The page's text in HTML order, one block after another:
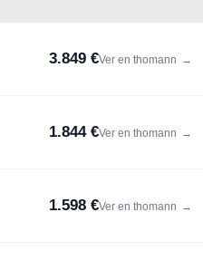
3.849 €Ver en thomann →
1.844 €Ver en thomann →
1.598 €Ver en thomann →